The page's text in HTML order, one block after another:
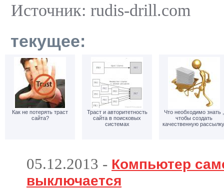
Источник: rudis-drill.com
текущее:
Как не потерять траст
сайта?
Траст и авторитетность
сайта в поисковых
системах
Что необходимо знать ,
чтобы создать
качественную
05.12.2013 - Компьютер
выключается